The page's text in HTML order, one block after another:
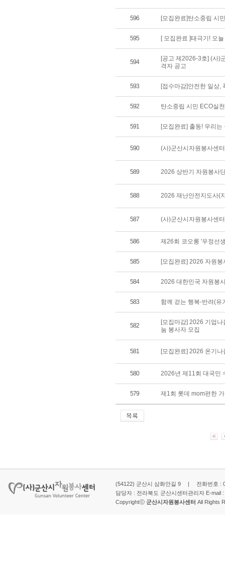
596 [모집완료]탄소중립 시
595 [ 모집완료 ]태극기! 오
594
[공고 제2026-3호] (사)
격자 공고
593 [접수마감]안전한 일상,
592 탄소중립 시민 ECO실
591 [모집완료] 출동! 우리
590 (사)군산시자원봉사센
589 2026 상반기 자원봉사
588 2026 재난안전지도사(
587 (사)군산시자원봉사센
586 제26회 코오롱 '우정선
585 [모집완료] 2026 자원
584 2026 대한민국 자원봉
583 함께 걷는 행복-반려(유
582
[모집마감] 2026 기업
눔 봉사자 모집
581 [모집완료] 2026 온기
580 2026년 제11회 대국민
579 제1회 롯데 mom편한
(54122) 군산시 삼화안길 9 | 전화번호 :
담당자 : 전라북도 군산시센터관리자 E-mail :
Copyrightⓒ 군산시자원봉사센터 All Rights